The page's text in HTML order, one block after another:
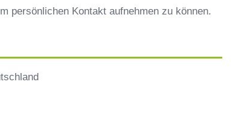
persönlichen Kontakt aufnehmen zu können.